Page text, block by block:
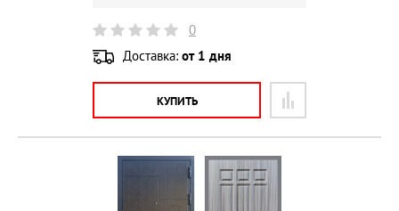
0
Доставка: от 1 дня
КУПИТЬ